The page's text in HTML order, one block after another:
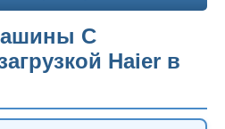
С
Haier в